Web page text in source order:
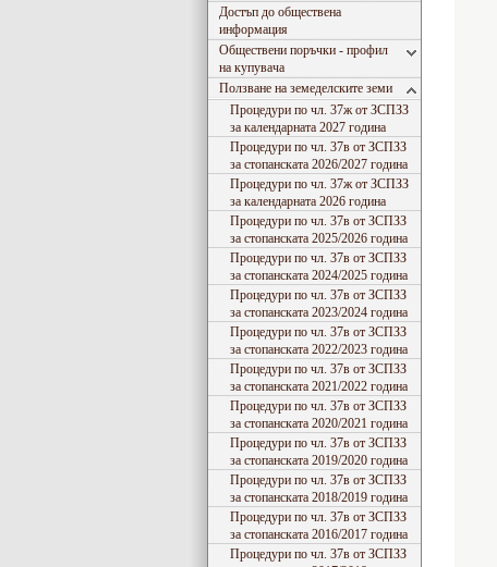
Достъп до обществена
информация
Обществени поръчки - профил
на купувача
Ползване на земеделските земи
Процедури по чл. 37ж от ЗСПЗЗ
за календарната 2027 година
Процедури по чл. 37в от ЗСПЗЗ
за стопанската 2026/2027 година
Процедури по чл. 37ж от ЗСПЗЗ
за календарната 2026 година
Процедури по чл. 37в от ЗСПЗЗ
за стопанската 2025/2026 година
Процедури по чл. 37в от ЗСПЗЗ
за стопанската 2024/2025 година
Процедури по чл. 37в от ЗСПЗЗ
за стопанската 2023/2024 година
Процедури по чл. 37в от ЗСПЗЗ
за стопанската 2022/2023 година
Процедури по чл. 37в от ЗСПЗЗ
за стопанската 2021/2022 година
Процедури по чл. 37в от ЗСПЗЗ
за стопанската 2020/2021 година
Процедури по чл. 37в от ЗСПЗЗ
за стопанската 2019/2020 година
Процедури по чл. 37в от ЗСПЗЗ
за стопанската 2018/2019 година
Процедури по чл. 37в от ЗСПЗЗ
за стопанската 2016/2017 година
Процедури по чл. 37в от ЗСПЗЗ